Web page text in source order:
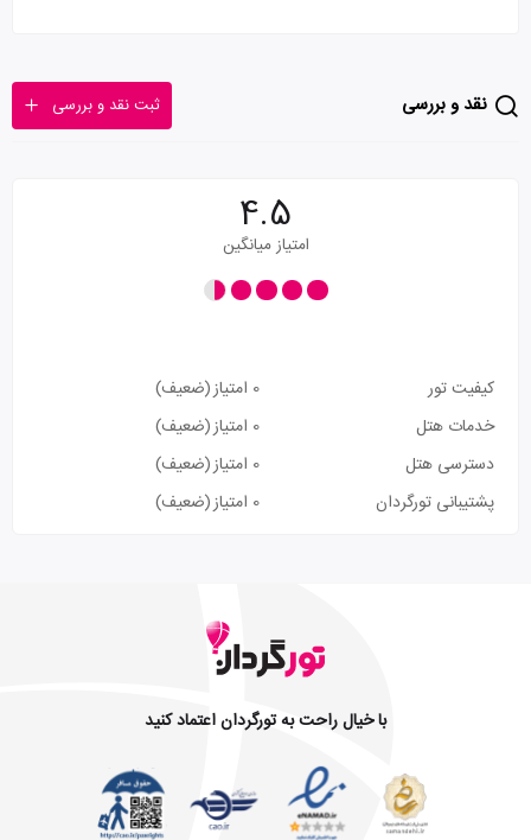
نقد و بررسی ثبت نقد و بررسی
4.5
امتیاز میانگین
کیفیت تور 0 امتیاز
(ضعیف)
خدمات هتل
0 امتیاز
(ضعیف)
دسترسی هتل
0 امتیاز
(ضعیف)
پشتیبانی تورگردان
0 امتیاز (ضعیف)
با خیال راحت به تورگردان اعتماد کنید